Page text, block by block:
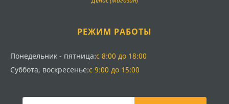
РЕЖИМ РАБОТЫ
Понедельник - пятница:с 8:00 до 18:00
Суббота, воскресенье:с 9:00 до 15:00